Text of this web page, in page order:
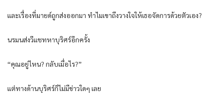
และเรื่องที่มายด์ถูกส่งออกมา ทำไมเขาถึงวางใจให้เธอจัดการด้วยตัวเอง?
นรมนส่งวีแชทหาบุริศร์อีกครั้ง
“คุณอยู่ไหน? กลับเมื่อไร?”
แต่ทางด้านบุริศร์ก็ไม่มีข่าวใดๆ เลย